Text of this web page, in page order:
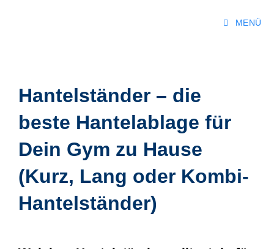
MENÜ
Hantelständer – die
beste Hantelablage für
Dein Gym zu Hause
(Kurz, Lang oder Kombi-
Hantelständer)